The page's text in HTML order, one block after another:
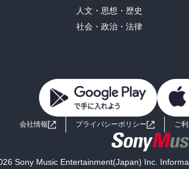
人文・思想・歴史
社会・政治・法律
会社情報 プライバシーポリシー ご
Sony Music Entertainment(Japan) Inc.